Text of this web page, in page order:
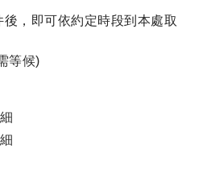
，即可依約定時段到本處取
等候)